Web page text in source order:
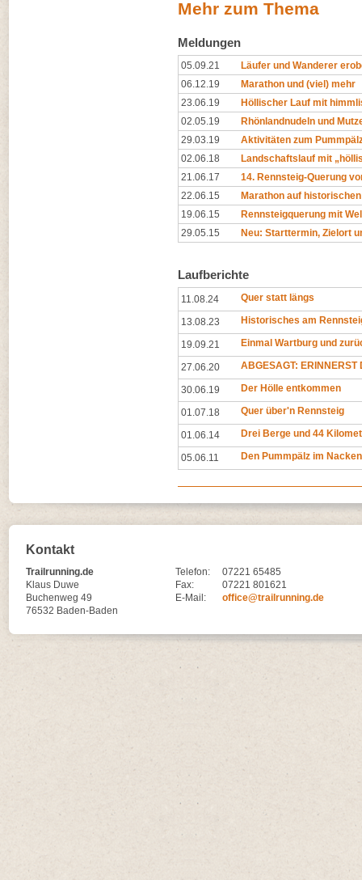
Mehr zum Thema
Meldungen
05.09.21
Läufer und Wanderer
06.12.19
Marathon und (viel) mehr
23.06.19
Höllischer Lauf mit
02.05.19
Rhönlandnudeln und
29.03.19
Aktivitäten zum
02.06.18
Landschaftslauf mit
21.06.17
14. Rennsteig-Querung
22.06.15
Marathon auf
19.06.15
Rennsteigquerung mit
29.05.15
Neu: Starttermin, Zielort
Laufberichte
11.08.24 Quer statt längs
13.08.23 Historisches am
19.09.21 Einmal Wartburg und
27.06.20 ABGESAGT: ERINNERST
30.06.19 Der Hölle entkommen
01.07.18 Quer über'n Rennsteig
01.06.14 Drei Berge und 44
05.06.11 Den Pummpälz im Nacken
Kontakt
Trailrunning.de
Klaus Duwe
Buchenweg 49
76532 Baden-Baden
Telefon:
07221 65485
Fax:
07221 801621
E-Mail:
office@trailrunning.de